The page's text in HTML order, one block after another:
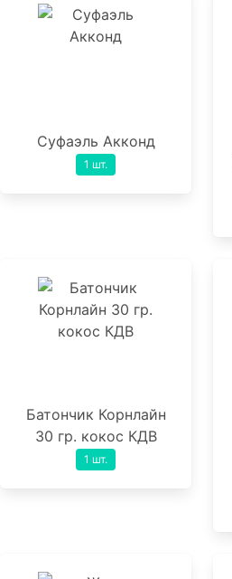
Суфаэль Акконд
1 шт.
Батончик Корнлайн
30 гр. кокос КДВ
1 шт.